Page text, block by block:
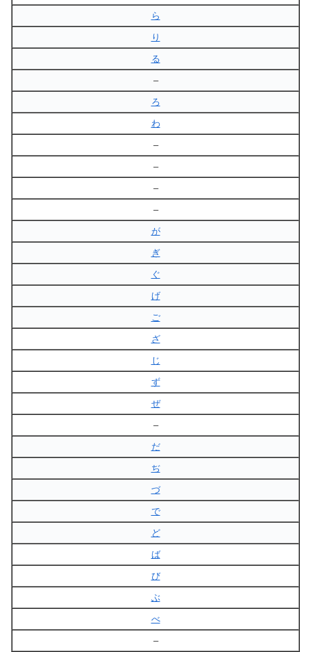
ら
り
る
–
ろ
わ
–
–
–
–
が
ぎ
ぐ
げ
ご
ざ
じ
ず
ぜ
–
だ
ぢ
づ
で
ど
ば
び
ぶ
べ
–